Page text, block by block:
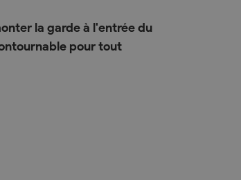
la garde à l'entrée du
pour tout